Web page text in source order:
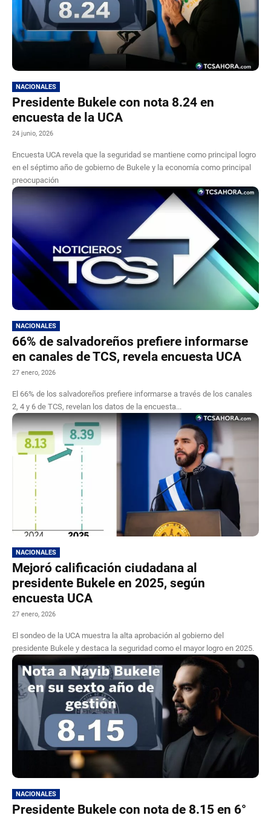
NACIONALES
Presidente Bukele con nota 8.24 en
encuesta de la UCA
24 junio, 2026
Encuesta UCA revela que la seguridad se mantiene como principal logro
en el séptimo año de gobierno de Bukele y la economía como principal
preocupación
NACIONALES
66% de salvadoreños prefiere informarse
en canales de TCS, revela encuesta UCA
27 enero, 2026
El 66% de los salvadoreños prefiere informarse a través de los canales
2, 4 y 6 de TCS, revelan los datos de la encuesta...
NACIONALES
Mejoró calificación ciudadana al
presidente Bukele en 2025, según
encuesta UCA
27 enero, 2026
El sondeo de la UCA muestra la alta aprobación al gobierno del
presidente Bukele y destaca la seguridad como el mayor logro en 2025.
NACIONALES
Presidente Bukele con nota de 8.15 en 6°